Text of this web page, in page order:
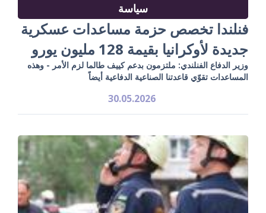
سياسة
فنلندا تخصص حزمة مساعدات عسكرية
جديدة لأوكرانيا بقيمة 128 مليون يورو
وزير الدفاع الفنلندي: ملتزمون بدعم كييف طالما لزم الأمر - وهذه
المساعدات تقوّي قاعدتنا الصناعية الدفاعية أيضاً
30.05.2026